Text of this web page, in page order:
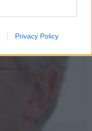
Privacy Policy